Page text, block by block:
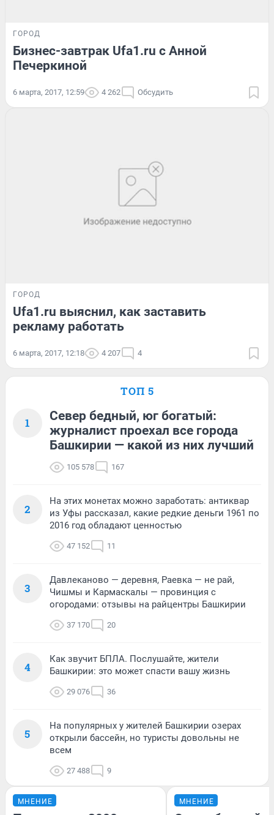
ГОРОД
Бизнес-завтрак Ufa1.ru с Анной
Печеркиной
6 марта, 2017, 12:59 4 262 Обсудить
ГОРОД
Ufa1.ru выяснил, как заставить
рекламу работать
6 марта, 2017, 12:18 4 207 4
ТОП 5
1
Север бедный, юг богатый:
журналист проехал все города
Башкирии — какой из них лучший
105 578 167
2
На этих монетах можно заработать: антиквар
из Уфы рассказал, какие редкие деньги 1961 по
2016 год обладают ценностью
47 152 11
3
Давлеканово — деревня, Раевка — не рай,
Чишмы и Кармаскалы — провинция с
огородами: отзывы на райцентры Башкирии
37 170 20
4
Как звучит БПЛА. Послушайте, жители
Башкирии: это может спасти вашу жизнь
29 076 36
5
На популярных у жителей Башкирии озерах
открыли бассейн, но туристы довольны не
всем
27 488 9
МНЕНИЕ МНЕНИЕ